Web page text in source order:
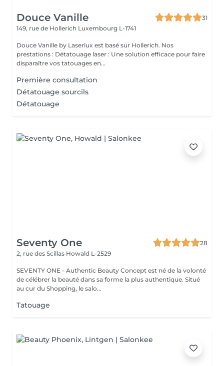
Douce Vanille
31
149, rue de Hollerich Luxembourg L-1741
Douce Vanille by Laserlux est basé sur Hollerich. Nos
prestations : Détatouage laser : Une solution efficace pour faire
disparaître vos tatouages en...
Première consultation
Détatouage sourcils
Détatouage
Seventy One
28
2, rue des Scillas Howald L-2529
SEVENTY ONE - Authentic Beauty Concept est né de la volonté
de célébrer la beauté dans sa forme la plus authentique. Situé
au cur du Shopping, le salo...
Tatouage